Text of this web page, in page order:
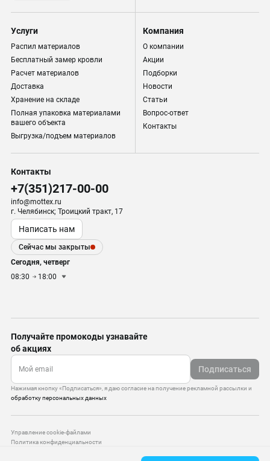
Услуги
Распил материалов
Бесплатный замер кровли
Расчет материалов
Доставка
Хранение на складе
Полная упаковка материалами
вашего объекта
Выгрузка/подъем материалов
Компания
О компании
Акции
Подборки
Новости
Статьи
Вопрос-ответ
Контакты
Контакты
+7(351)217-00-00
info@mottex.ru
г. Челябинск; Троицкий тракт, 17
Написать нам
Сейчас мы закрыты
Сегодня, четверг
08:30
18:00
Получайте промокоды узнавайте
об акциях
Подписаться
Нажимая кнопку «Подписаться», я даю согласие на получение рекламной рассылки и
обработку персональных данных
Управление cookie-файлами
Политика конфиденциальности